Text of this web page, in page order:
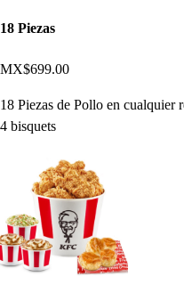
18 Piezas
MX$699.00
18 Piezas de Pollo en cualquier
4 bisquets